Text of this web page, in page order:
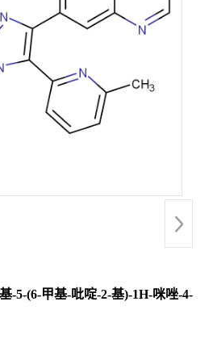
-5-(6-甲基-吡啶-2-基)-1H-咪唑-4-